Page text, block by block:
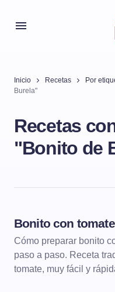
Inicio Recetas Por
Burela"
Recetas
"Bonito de
Bonito con tomate
Cómo preparar bonito
paso a paso. Receta
tomate, muy fácil y